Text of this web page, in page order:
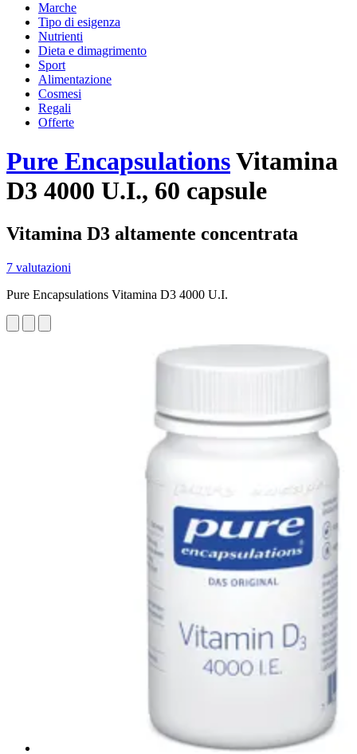
Marche
Tipo di esigenza
Nutrienti
Dieta e dimagrimento
Sport
Alimentazione
Cosmesi
Regali
Offerte
Pure EncapsulationsVitamina
D3 4000 U.I., 60 capsule
Vitamina D3 altamente concentrata
7 valutazioni
Pure Encapsulations Vitamina D3 4000 U.I.